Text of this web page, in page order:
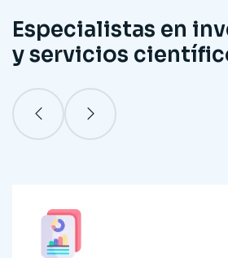
Especialistas en
y servicios